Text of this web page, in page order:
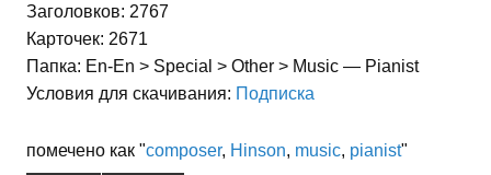
Заголовков: 2767
Карточек: 2671
Папка: En-En > Special > Other > Music — Pianist
Условия для скачивания: Подписка
помечено как "composer, Hinson, music, pianist"